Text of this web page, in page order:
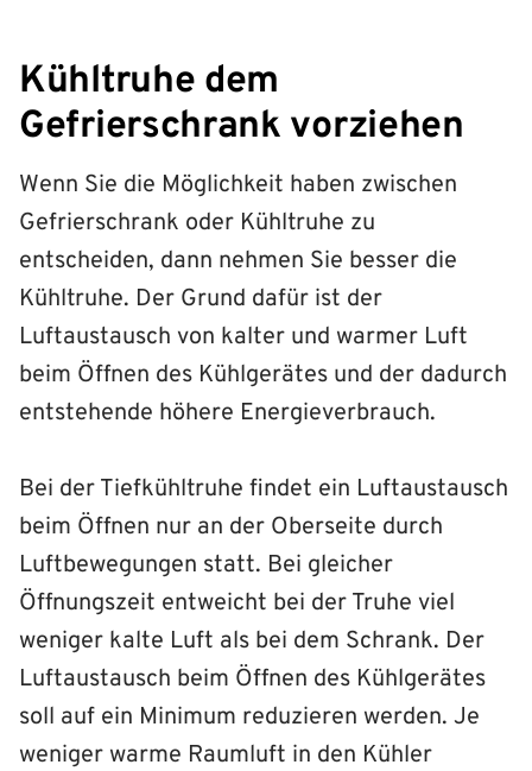
Kühltruhe dem
Gefrierschrank vorziehen
Wenn Sie die Möglichkeit haben zwischen
Gefrierschrank oder Kühltruhe zu
entscheiden, dann nehmen Sie besser die
Kühltruhe. Der Grund dafür ist der
Luftaustausch von kalter und warmer Luft
beim Öffnen des Kühlgerätes und der dadurch
entstehende höhere Energieverbrauch.
Bei der Tiefkühltruhe findet ein Luftaustausch
beim Öffnen nur an der Oberseite durch
Luftbewegungen statt. Bei gleicher
Öffnungszeit entweicht bei der Truhe viel
weniger kalte Luft als bei dem Schrank. Der
Luftaustausch beim Öffnen des Kühlgerätes
soll auf ein Minimum reduzieren werden. Je
weniger warme Raumluft in den Kühler